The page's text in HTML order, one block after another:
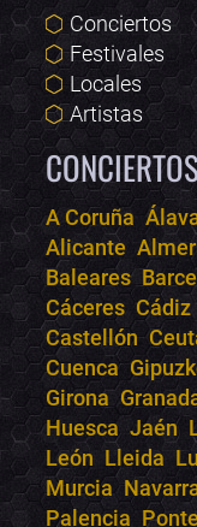
Conciertos
Festivales
Locales
Artistas
A Coruña
Alicante
Baleares
Cáceres Cádiz
Castellón
Cuenca
Girona
Huesca Jaén
León Lleida
Murcia
Palencia
Online